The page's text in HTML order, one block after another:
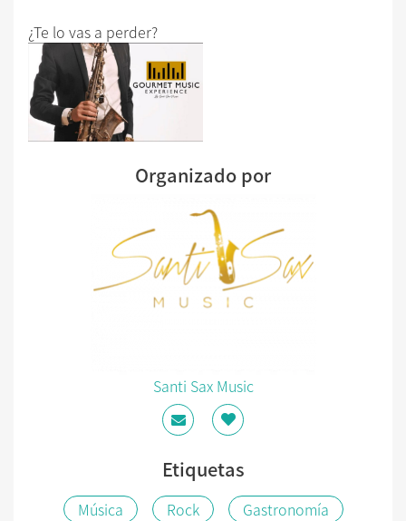
¿Te lo vas a perder?
Organizado por
Santi Sax Music
Etiquetas
Música Rock
Gastronomía